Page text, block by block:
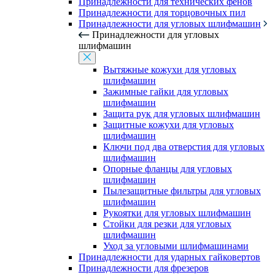
Принадлежности для торцовочных пил
Принадлежности для угловых шлифмашин
Принадлежности для угловых
шлифмашин
Вытяжные кожухи для угловых
шлифмашин
Зажимные гайки для угловых
шлифмашин
Защита рук для угловых шлифмашин
Защитные кожухи для угловых
шлифмашин
Ключи под два отверстия для угловых
шлифмашин
Опорные фланцы для угловых
шлифмашин
Пылезащитные фильтры для угловых
шлифмашин
Рукоятки для угловых шлифмашин
Стойки для резки для угловых
шлифмашин
Уход за угловыми шлифмашинами
Принадлежности для ударных гайковертов
Принадлежности для фрезеров